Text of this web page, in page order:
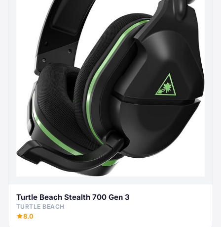
Turtle Beach Stealth 700 Gen 3
TURTLE BEACH
8.0